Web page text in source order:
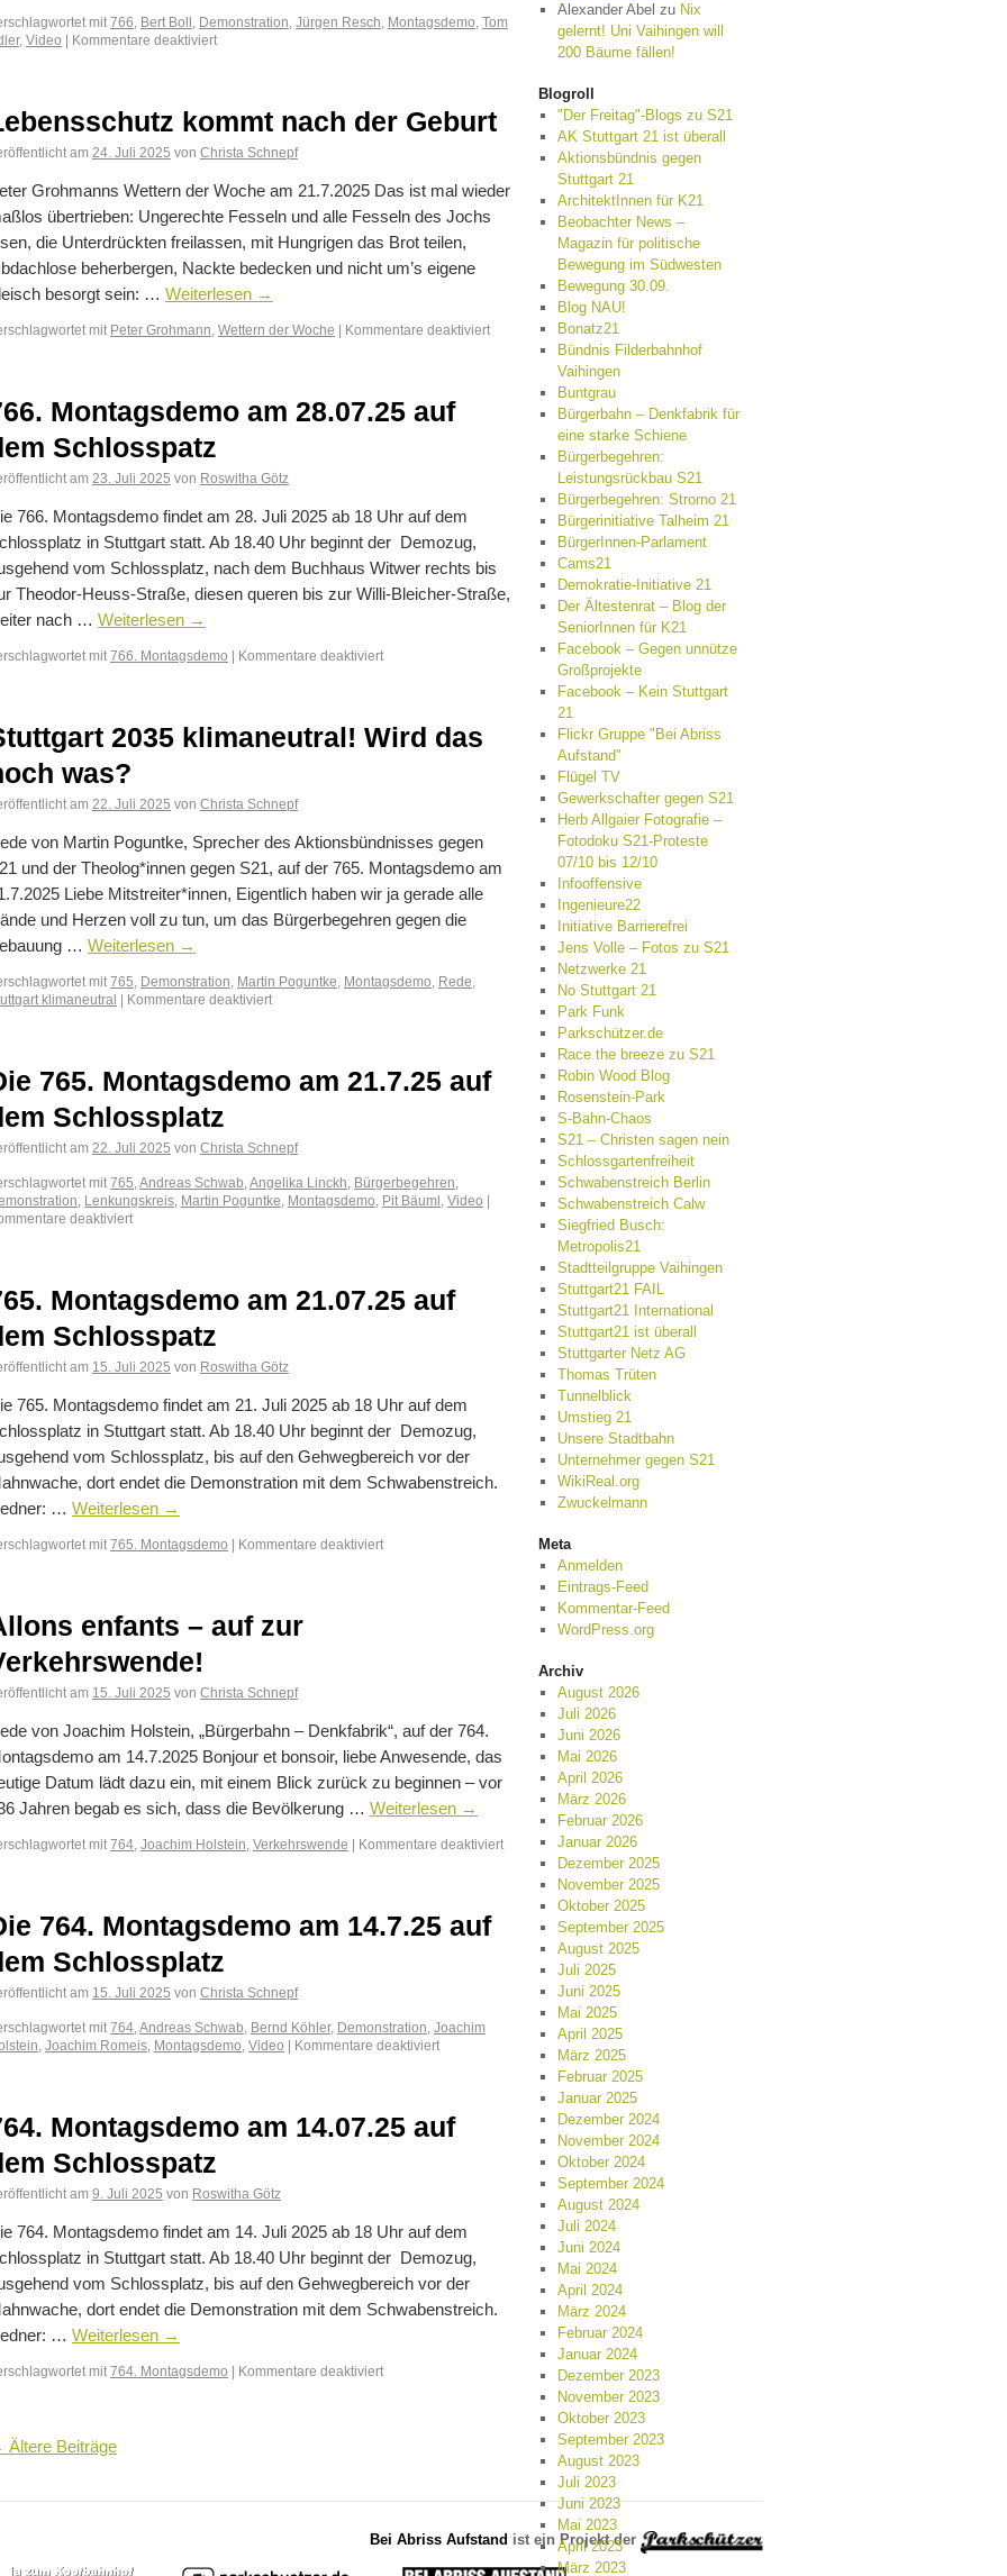
mit 766 Bert Boll Demonstration Jürgen Resch Montagsdemo Tom
, Video | Kommentare deaktiviert
kommt nach der Geburt
am 24. Juli 2025 von Christa Schnepf
Grohmanns Wettern der Woche am 21.7.2025 Das ist mal wieder
übertrieben: Ungerechte Fesseln und alle Fesseln des Jochs
die Unterdrückten freilassen, mit Hungrigen das Brot teilen,
beherbergen, Nackte bedecken und nicht um’s eigene
besorgt sein: … Weiterlesen →
mit Peter Grohmann Wettern der Woche | Kommentare deaktiviert
Montagsdemo am 28.07.25 auf
Schlosspatz
am 23. Juli 2025 von Roswitha Götz
766. Montagsdemo findet am 28. Juli 2025 ab 18 Uhr auf dem
in Stuttgart statt. Ab 18.40 Uhr beginnt der Demozug,
vom Schlossplatz, nach dem Buchhaus Witwer rechts bis
Theodor-Heuss-Straße, diesen queren bis zur Willi-Bleicher-Straße,
nach … Weiterlesen →
mit 766. Montagsdemo | Kommentare deaktiviert
2035 klimaneutral! Wird das
was?
am 22. Juli 2025 von Christa Schnepf
von Martin Poguntke, Sprecher des Aktionsbündnisses gegen
und der Theolog*innen gegen S21, auf der 765. Montagsdemo am
Liebe Mitstreiter*innen, Eigentlich haben wir ja gerade alle
und Herzen voll zu tun, um das Bürgerbegehren gegen die
… Weiterlesen →
mit 765 Demonstration Martin Poguntke Montagsdemo Rede
klimaneutral | Kommentare deaktiviert
765. Montagsdemo am 21.7.25 auf
Schlossplatz
am 22. Juli 2025 von Christa Schnepf
mit 765 Andreas Schwab Angelika Linckh Bürgerbegehren
Lenkungskreis Martin Poguntke Montagsdemo Pit Bäuml Video |
deaktiviert
Montagsdemo am 21.07.25 auf
Schlosspatz
am 15. Juli 2025 von Roswitha Götz
765. Montagsdemo findet am 21. Juli 2025 ab 18 Uhr auf dem
in Stuttgart statt. Ab 18.40 Uhr beginnt der Demozug,
vom Schlossplatz, bis auf den Gehwegbereich vor der
dort endet die Demonstration mit dem Schwabenstreich.
… Weiterlesen →
mit 765. Montagsdemo | Kommentare deaktiviert
enfants – auf zur
am 15. Juli 2025 von Christa Schnepf
von Joachim Holstein, „Bürgerbahn – Denkfabrik“, auf der 764.
am 14.7.2025 Bonjour et bonsoir, liebe Anwesende, das
Datum lädt dazu ein, mit einem Blick zurück zu beginnen – vor
Jahren begab es sich, dass die Bevölkerung … Weiterlesen →
mit 764 Joachim Holstein Verkehrswende | Kommentare deaktiviert
764. Montagsdemo am 14.7.25 auf
Schlossplatz
am 15. Juli 2025 von Christa Schnepf
mit 764 Andreas Schwab Bernd Köhler, Demonstration Joachim
Joachim Romeis Montagsdemo Video | Kommentare deaktiviert
Montagsdemo am 14.07.25 auf
Schlosspatz
am 9. Juli 2025 von Roswitha Götz
764. Montagsdemo findet am 14. Juli 2025 ab 18 Uhr auf dem
in Stuttgart statt. Ab 18.40 Uhr beginnt der Demozug,
vom Schlossplatz, bis auf den Gehwegbereich vor der
dort endet die Demonstration mit dem Schwabenstreich.
… Weiterlesen →
mit 764. Montagsdemo | Kommentare deaktiviert
Ältere Beiträge
Alexander Abel zu Nix
gelernt! Uni Vaihingen will
200 Bäume fällen!
Blogroll
"Der Freitag"-Blogs zu S21
AK Stuttgart 21 ist überall
Aktionsbündnis gegen
Stuttgart 21
ArchitektInnen für K21
Beobachter News –
Magazin für politische
Bewegung im Südwesten
Bewegung 30.09.
Blog NAU!
Bonatz21
Bündnis Filderbahnhof
Vaihingen
Buntgrau
Bürgerbahn – Denkfabrik für
eine starke Schiene
Bürgerbegehren:
Leistungsrückbau S21
Bürgerbegehren: Strorno 21
Bürgerinitiative Talheim 21
BürgerInnen-Parlament
Cams21
Demokratie-Initiative 21
Der Ältestenrat – Blog der
SeniorInnen für K21
Facebook – Gegen unnütze
Großprojekte
Facebook – Kein Stuttgart
21
Flickr Gruppe "Bei Abriss
Aufstand"
Flügel TV
Gewerkschafter gegen S21
Herb Allgaier Fotografie –
Fotodoku S21-Proteste
07/10 bis 12/10
Infooffensive
Ingenieure22
Initiative Barrierefrei
Jens Volle – Fotos zu S21
Netzwerke 21
No Stuttgart 21
Park Funk
Parkschützer.de
Race the breeze zu S21
Robin Wood Blog
Rosenstein-Park
S-Bahn-Chaos
S21 – Christen sagen nein
Schlossgartenfreiheit
Schwabenstreich Berlin
Schwabenstreich Calw
Siegfried Busch:
Metropolis21
Stadtteilgruppe Vaihingen
Stuttgart21 FAIL
Stuttgart21 International
Stuttgart21 ist überall
Stuttgarter Netz AG
Thomas Trüten
Tunnelblick
Umstieg 21
Unsere Stadtbahn
Unternehmer gegen S21
WikiReal.org
Zwuckelmann
Meta
Anmelden
Eintrags-Feed
Kommentar-Feed
WordPress.org
Archiv
August 2026
Juli 2026
Juni 2026
Mai 2026
April 2026
März 2026
Februar 2026
Januar 2026
Dezember 2025
November 2025
Oktober 2025
September 2025
August 2025
Juli 2025
Juni 2025
Mai 2025
April 2025
März 2025
Februar 2025
Januar 2025
Dezember 2024
November 2024
Oktober 2024
September 2024
August 2024
Juli 2024
Juni 2024
Mai 2024
April 2024
März 2024
Februar 2024
Januar 2024
Dezember 2023
November 2023
Oktober 2023
September 2023
August 2023
Juli 2023
Juni 2023
Mai 2023
April 2023
März 2023
Bei Abriss Aufstand ist ein Projekt der